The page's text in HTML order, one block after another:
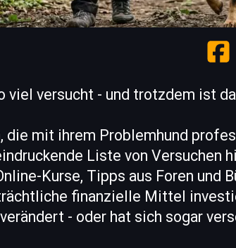
viel versucht - und trotzdem ist
die mit ihrem Problemhund
Liste von Versuchen
Kurse, Tipps aus Foren und
finanzielle Mittel
- oder hat sich sogar